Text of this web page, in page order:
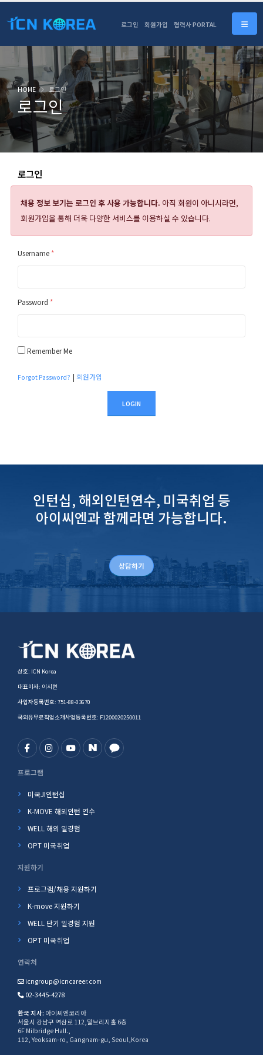
로그인 회원가입 협력사 PORTAL
로그인
HOME 로그인
로그인
채용 정보 보기는 로그인 후 사용 가능합니다. 아직 회원이 아니시라면,
회원가입을 통해 더욱 다양한 서비스를 이용하실 수 있습니다.
Username *
Password *
Remember Me
Forgot Password? | 회원가입
LOGIN
인턴십, 해외인턴연수, 미국취업 등
아이씨엔과 함께라면 가능합니다.
상담하기
상호: ICN Korea
대표이사: 이시현
사업자등록번호: 751-88-03670
국외유무료직업소개사업등록번호: F1200020250011
프로그램
미국JI인턴십
K-MOVE 해외인턴 연수
WELL 해외 일경험
OPT 미국취업
지원하기
프로그램/채용 지원하기
K-move 지원하기
WELL 단기 일경험 지원
OPT 미국취업
연락처
icngroup@icncareer.com
02-3445-4278
한국 지사: 아이씨엔코리아
서울시 강남구 역삼로 112,밀브리지홀 6층
6F Milbridge Hall.,
112, Yeoksam-ro, Gangnam-gu, Seoul,Korea